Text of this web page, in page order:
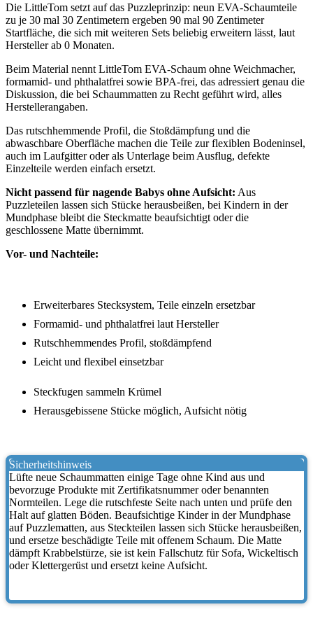
Die LittleTom setzt auf das Puzzleprinzip: neun EVA-Schaumteile
zu je 30 mal 30 Zentimetern ergeben 90 mal 90 Zentimeter
Startfläche, die sich mit weiteren Sets beliebig erweitern lässt, laut
Hersteller ab 0 Monaten.
Beim Material nennt LittleTom EVA-Schaum ohne Weichmacher,
formamid- und phthalatfrei sowie BPA-frei, das adressiert genau die
Diskussion, die bei Schaummatten zu Recht geführt wird, alles
Herstellerangaben.
Das rutschhemmende Profil, die Stoßdämpfung und die
abwaschbare Oberfläche machen die Teile zur flexiblen Bodeninsel,
auch im Laufgitter oder als Unterlage beim Ausflug, defekte
Einzelteile werden einfach ersetzt.
Nicht passend für nagende Babys ohne Aufsicht: Aus
Puzzleteilen lassen sich Stücke herausbeißen, bei Kindern in der
Mundphase bleibt die Steckmatte beaufsichtigt oder die
geschlossene Matte übernimmt.
Vor- und Nachteile:
Erweiterbares Stecksystem, Teile einzeln ersetzbar
Formamid- und phthalatfrei laut Hersteller
Rutschhemmendes Profil, stoßdämpfend
Leicht und flexibel einsetzbar
Steckfugen sammeln Krümel
Herausgebissene Stücke möglich, Aufsicht nötig
Sicherheitshinweis
Lüfte neue Schaummatten einige Tage ohne Kind aus und
bevorzuge Produkte mit Zertifikatsnummer oder benannten
Normteilen. Lege die rutschfeste Seite nach unten und prüfe den
Halt auf glatten Böden. Beaufsichtige Kinder in der Mundphase
auf Puzzlematten, aus Steckteilen lassen sich Stücke herausbeißen,
und ersetze beschädigte Teile mit offenem Schaum. Die Matte
dämpft Krabbelstürze, sie ist kein Fallschutz für Sofa, Wickeltisch
oder Klettergerüst und ersetzt keine Aufsicht.